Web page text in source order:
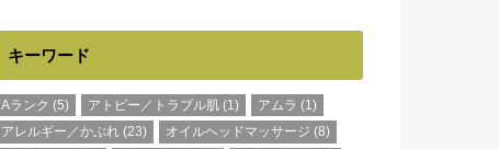
キーワード
Aランク (5) アトピー／トラブル肌 (1) アムラ (1)
アレルギー／かぶれ (23) オイルヘッドマッサージ (8)